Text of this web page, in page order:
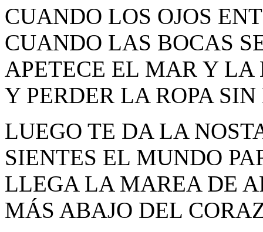
CUANDO LOS OJOS
CUANDO LAS BOCAS
APETECE EL MAR Y
Y PERDER LA ROPA
LUEGO TE DA LA
SIENTES EL MUNDO
LLEGA LA MAREA DE
MÁS ABAJO DEL